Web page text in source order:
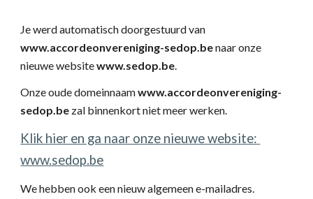
www.accordeonvereniging-sedop.be naar onze
nieuwe website www.sedop.be.
Onze oude domeinnaam www.accordeonvereniging-
sedop.be zal binnenkort niet meer werken.
www.sedop.be
We hebben ook een nieuw algemeen e-mailadres.